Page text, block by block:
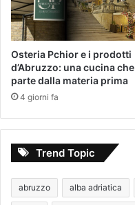
Osteria Pchior e i prodotti
d’Abruzzo: una cucina che
parte dalla materia prima
4 giorni fa
Trend Topic
abruzzo alba adriatica